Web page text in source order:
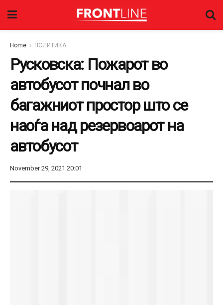
Home ПОЛИТИКА
Русковска: Пожарот во
автобусот почнал во
багажниот простор што се
наоѓа над резервоарот на
автобусот
November 29, 2021 20:01